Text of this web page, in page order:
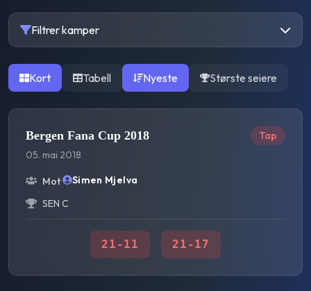
Filtrer kamper
Kort Tabell Nyeste Største seiere
Bergen Fana Cup 2018
05. mai 2018
Tap
Mot
Simen Mjelva
SEN C
21 -11 21 -17